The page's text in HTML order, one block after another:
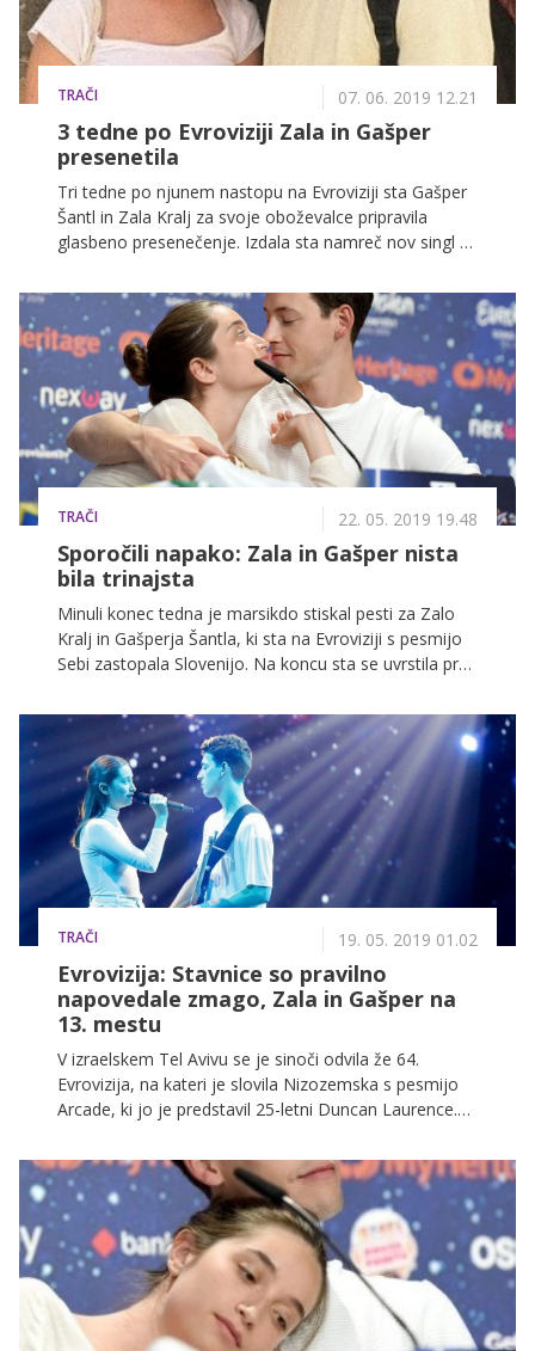
TRAČI 07. 06. 2019 12.21
3 tedne po Evroviziji Zala in Gašper
presenetila
Tri tedne po njunem nastopu na Evroviziji sta Gašper
Šantl in Zala Kralj za svoje oboževalce pripravila
glasbeno presenečenje. Izdala sta namreč nov singl z
TRAČI 22. 05. 2019 19.48
Sporočili napako: Zala in Gašper nista
bila trinajsta
Minuli konec tedna je marsikdo stiskal pesti za Zalo
Kralj in Gašperja Šantla, ki sta na Evroviziji s pesmijo
Sebi zastopala Slovenijo. Na koncu sta se uvrstila prav
napovedovale stavnice, na 13. mesto, danes pa se je
izkazalo, da temu ni tako.
TRAČI 19. 05. 2019 01.02
Evrovizija: Stavnice so pravilno
napovedale zmago, Zala in Gašper na
13. mestu
V izraelskem Tel Avivu se je sinoči odvila že 64.
Evrovizija, na kateri je slovila Nizozemska s pesmijo
Arcade, ki jo je predstavil 25-letni Duncan Laurence.
koncu pristala na 13. mestu.